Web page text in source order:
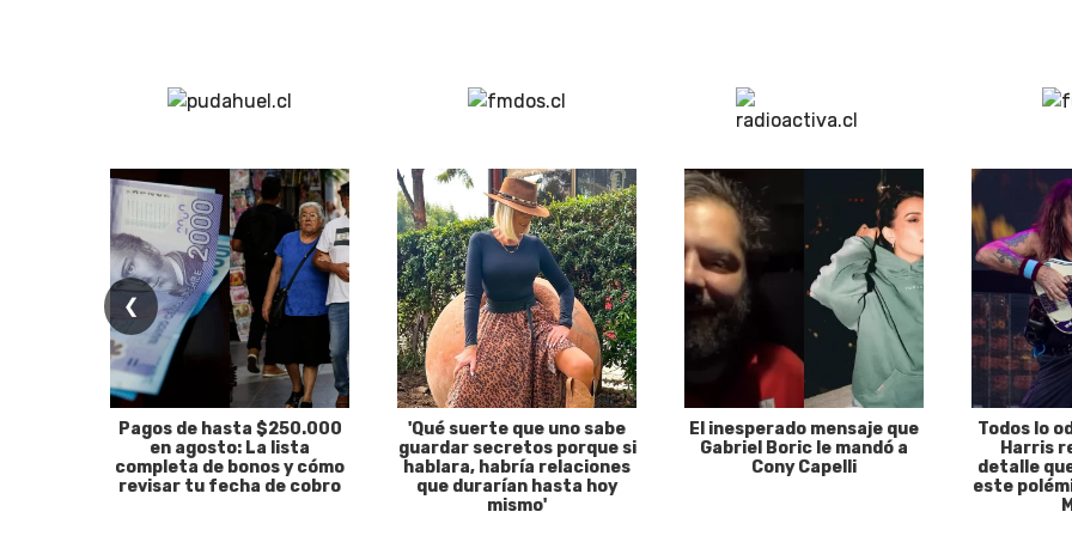
❮
Pagos de hasta $250.000
en agosto: La lista
completa de bonos y cómo
revisar tu fecha de cobro
'Qué suerte que uno sabe
guardar secretos porque si
hablara, habría relaciones
que durarían hasta hoy
mismo'
El inesperado mensaje que
Gabriel Boric le mandó a
Cony Capelli
Todos lo
Harris
detalle
este